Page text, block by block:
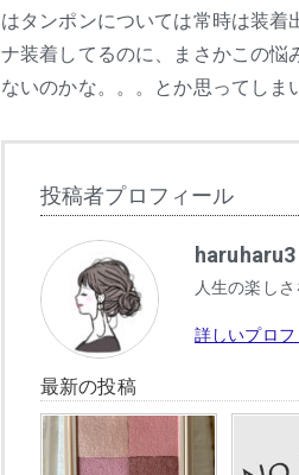
はタンポンについては常時は装
ナ装着してるのに、まさかこの
ないのかな。。。とか思ってしま
投稿者プロフィール
haruharu3
人生の楽し
詳しいプロ
最新の投稿